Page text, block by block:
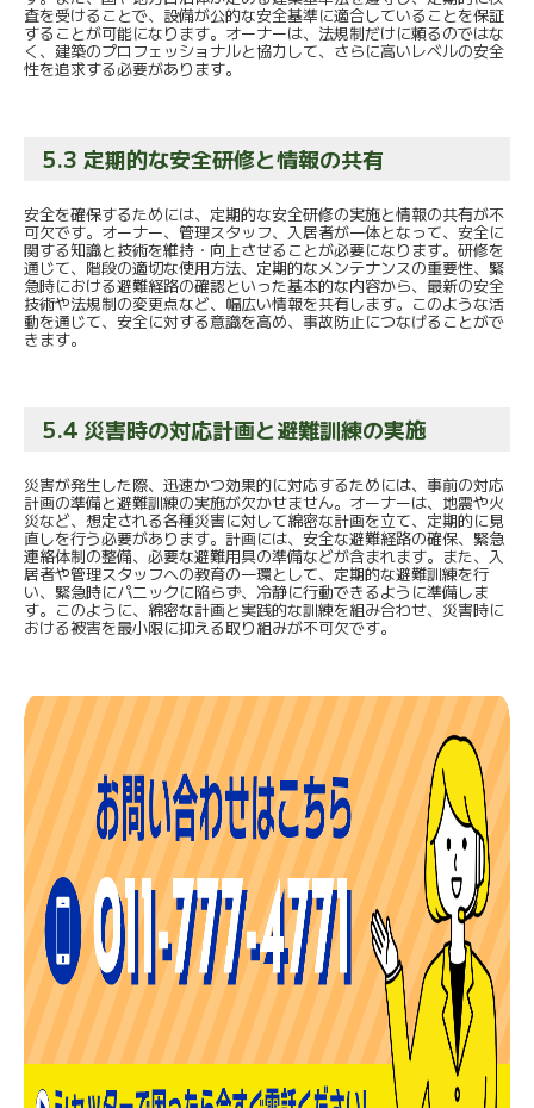
査を受けることで、設備が公的な安全基準に適合していることを保証
することが可能になります。オーナーは、法規制だけに頼るのではな
く、建築のプロフェッショナルと協力して、さらに高いレベルの安全
性を追求する必要があります。
5.3 定期的な安全研修と情報の共有
安全を確保するためには、定期的な安全研修の実施と情報の共有が不
可欠です。オーナー、管理スタッフ、入居者が一体となって、安全に
関する知識と技術を維持・向上させることが必要になります。研修を
通じて、階段の適切な使用方法、定期的なメンテナンスの重要性、緊
急時における避難経路の確認といった基本的な内容から、最新の安全
技術や法規制の変更点など、幅広い情報を共有します。このような活
動を通じて、安全に対する意識を高め、事故防止につなげることがで
きます。
5.4 災害時の対応計画と避難訓練の実施
災害が発生した際、迅速かつ効果的に対応するためには、事前の対応
計画の準備と避難訓練の実施が欠かせません。オーナーは、地震や火
災など、想定される各種災害に対して綿密な計画を立て、定期的に見
直しを行う必要があります。計画には、安全な避難経路の確保、緊急
連絡体制の整備、必要な避難用具の準備などが含まれます。また、入
居者や管理スタッフへの教育の一環として、定期的な避難訓練を行
い、緊急時にパニックに陥らず、冷静に行動できるように準備しま
す。このように、綿密な計画と実践的な訓練を組み合わせ、災害時に
おける被害を最小限に抑える取り組みが不可欠です。